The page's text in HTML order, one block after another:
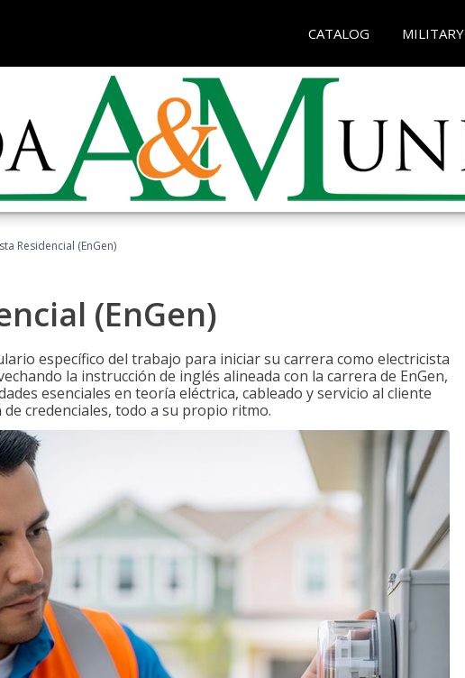
CATALOG MILITARY
Residencial (EnGen)
(EnGen)
específico del trabajo para iniciar su carrera como electricista
la instrucción de inglés alineada con la carrera de EnGen,
esenciales en teoría eléctrica, cableado y servicio al cliente
credenciales, todo a su propio ritmo.